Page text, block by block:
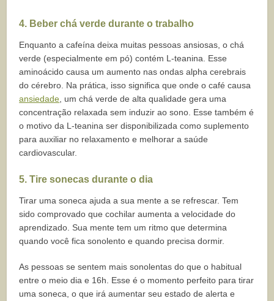
4. Beber chá verde durante o trabalho
Enquanto a cafeína deixa muitas pessoas ansiosas, o chá
verde (especialmente em pó) contém L-teanina. Esse
aminoácido causa um aumento nas ondas alpha cerebrais
do cérebro. Na prática, isso significa que onde o café causa
ansiedade , um chá verde de alta qualidade gera uma
concentração relaxada sem induzir ao sono. Esse também é
o motivo da L-teanina ser disponibilizada como suplemento
para auxiliar no relaxamento e melhorar a saúde
cardiovascular.
5. Tire sonecas durante o dia
Tirar uma soneca ajuda a sua mente a se refrescar. Tem
sido comprovado que cochilar aumenta a velocidade do
aprendizado. Sua mente tem um ritmo que determina
quando você fica sonolento e quando precisa dormir.
As pessoas se sentem mais sonolentas do que o habitual
entre o meio dia e 16h. Esse é o momento perfeito para tirar
uma soneca, o que irá aumentar seu estado de alerta e